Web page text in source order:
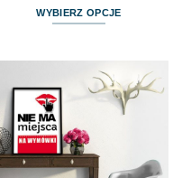
WYBIERZ OPCJE
wiele
wariantów.
Opcje
można
wybrać